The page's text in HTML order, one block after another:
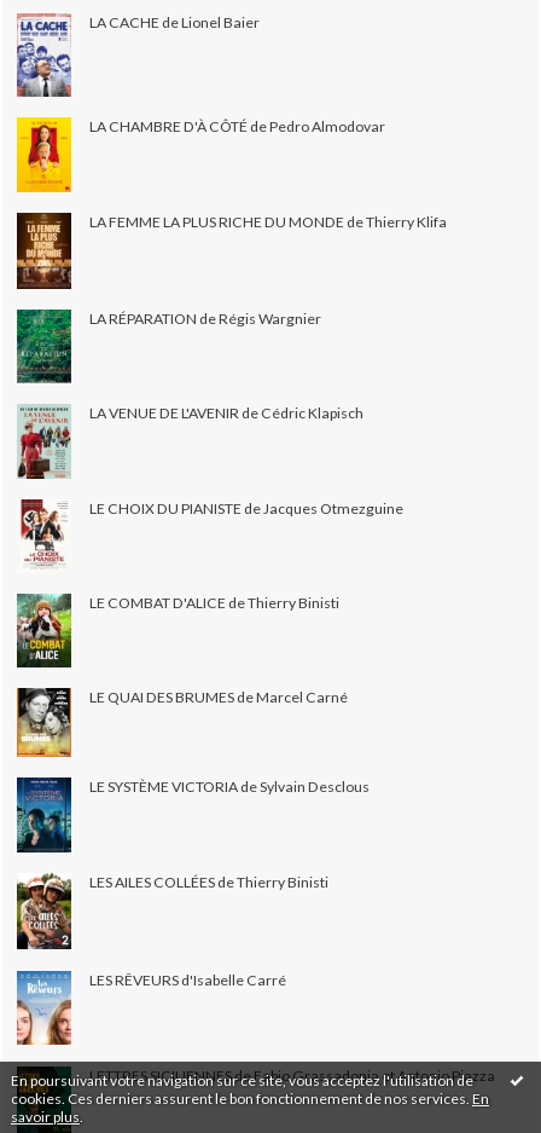
En poursuivant votre navigation sur ce site, vous acceptez l'utilisation de
cookies. Ces derniers assurent le bon fonctionnement de nos services. En
savoir plus
LA CACHE de Lionel Baier
LA CHAMBRE D'À CÔTÉ de Pedro Almodovar
LA FEMME LA PLUS RICHE DU MONDE de Thierry Klifa
LA RÉPARATION de Régis Wargnier
LA VENUE DE L'AVENIR de Cédric Klapisch
LE CHOIX DU PIANISTE de Jacques Otmezguine
LE COMBAT D'ALICE de Thierry Binisti
LE QUAI DES BRUMES de Marcel Carné
LE SYSTÈME VICTORIA de Sylvain Desclous
LES AILES COLLÉES de Thierry Binisti
LES RÊVEURS d'Isabelle Carré
LETTRES SICILIENNES de Fabio Grassadonia et Antonio Piazza